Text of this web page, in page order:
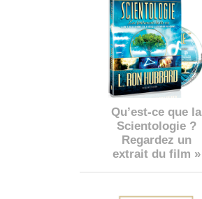
Qu’est-ce que la
Scientologie ?
Regardez un
extrait du film »